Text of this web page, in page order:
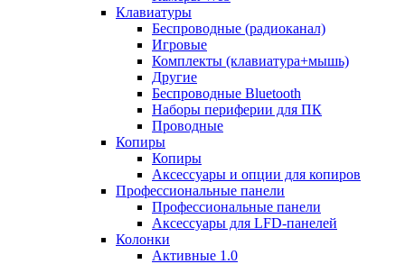
Клавиатуры
Беспроводные (радиоканал)
Игровые
Комплекты (клавиатура+мышь)
Другие
Беспроводные Bluetooth
Наборы периферии для ПК
Проводные
Копиры
Копиры
Аксессуары и опции для копиров
Профессиональные панели
Профессиональные панели
Аксессуары для LFD-панелей
Колонки
Активные 1.0